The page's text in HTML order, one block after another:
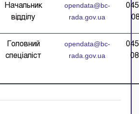
Начальник
відділу
opendata@bc-
rada.gov.ua
Головний
спеціаліст
opendata@bc-
rada.gov.ua